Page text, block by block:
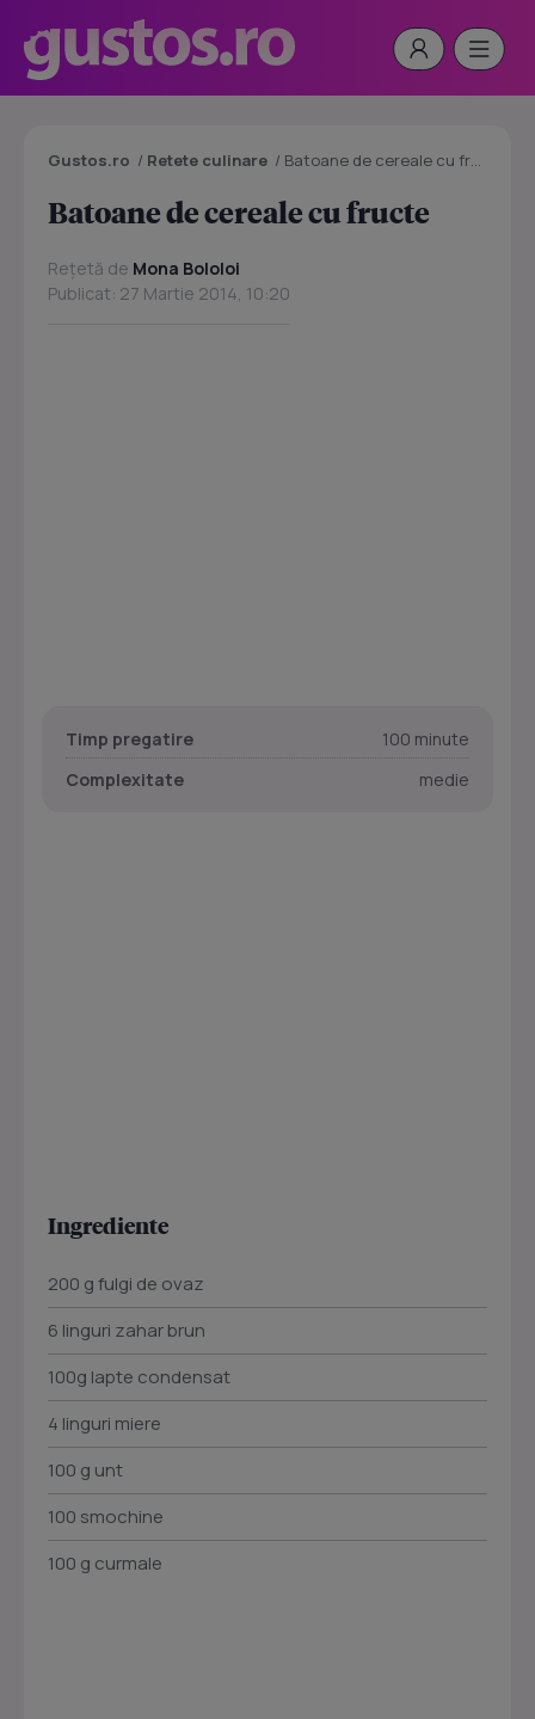
Gustos.ro / Retete culinare / Batoane de cereale cu fructe
Batoane de cereale cu fructe
Rețetă de Mona Bololoi
Publicat: 27 Martie 2014, 10:20
Timp pregatire
100 minute
Complexitate
medie
Ingrediente
200 g fulgi de ovaz
6 linguri zahar brun
100g lapte condensat
4 linguri miere
100 g unt
100 smochine
100 g curmale